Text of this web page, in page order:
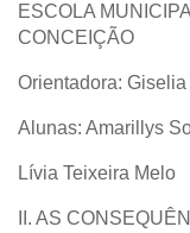
ESCOLA
CONCEIÇÃO
Orientadora:
Alunas: Amarillys
Lívia Teixeira Melo
II. AS